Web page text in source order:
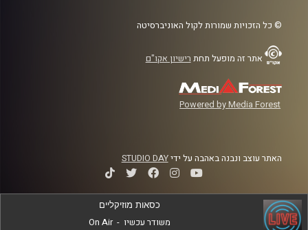
© כל הזכויות שמורות לקול האוניברסיטה
אתר זה מופעל תחת רישיון אקו"ם
Powered by Media Forest
האתר עוצב ונבנה באהבה על ידיSTUDIO DAY
כסאות מוזיקליים
משודר עכשיו -
On Air